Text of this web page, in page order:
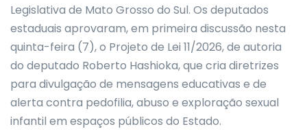
Legislativa de Mato Grosso do Sul. Os deputados
estaduais aprovaram, em primeira discussão nesta
quinta-feira (7), o Projeto de Lei 11/2026, de autoria
do deputado Roberto Hashioka, que cria diretrizes
para divulgação de mensagens educativas e de
alerta contra pedofilia, abuso e exploração sexual
infantil em espaços públicos do Estado.